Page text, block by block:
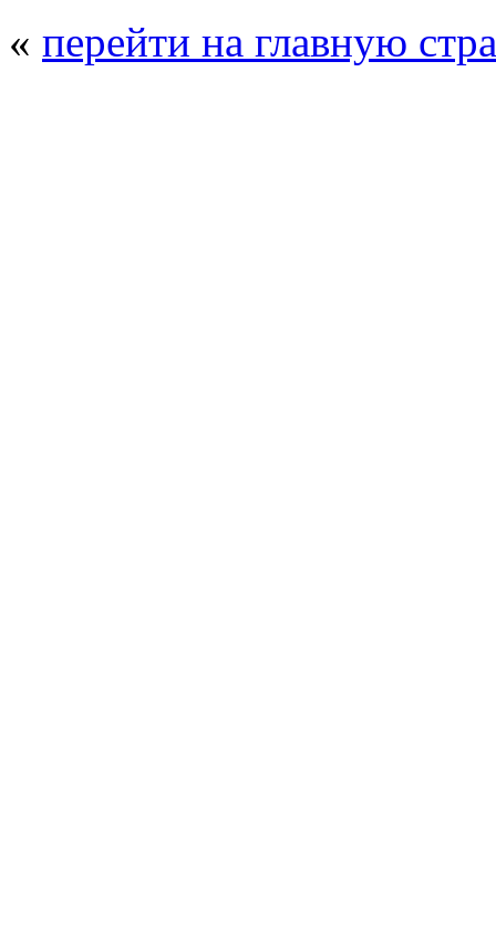
« перейти на главную